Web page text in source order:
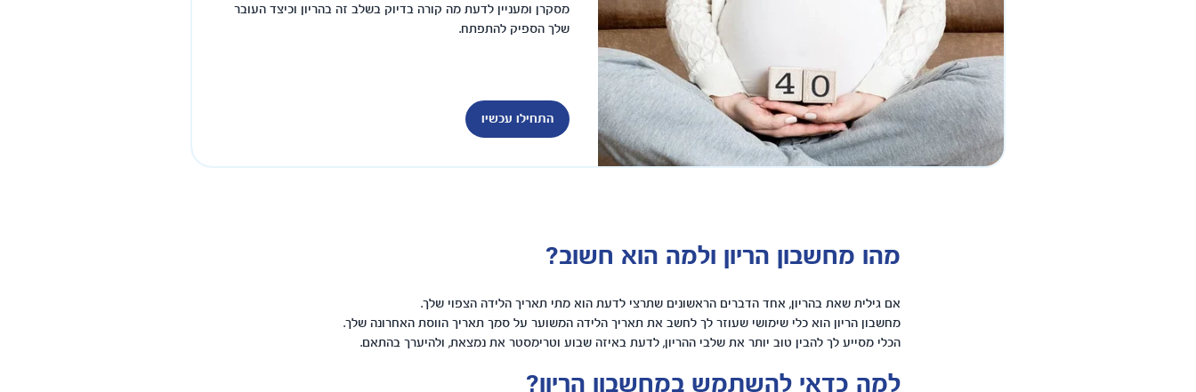
מסקרן ומעניין לדעת מה קורה בדיוק בשלב זה בהריון וכיצד העובר
שלך הספיק להתפתח.
התחילו עכשיו
מהו מחשבון הריון ולמה הוא חשוב?
אם גילית שאת בהריון, אחד הדברים הראשונים שתרצי לדעת הוא מתי תאריך הלידה הצפוי שלך.
מחשבון הריון הוא כלי שימושי שעוזר לך לחשב את תאריך הלידה המשוער על סמך תאריך הווסת האחרונה שלך.
הכלי מסייע לך להבין טוב יותר את שלבי ההריון, לדעת באיזה שבוע וטרימסטר את נמצאת, ולהיערך בהתאם.
למה כדאי להשתמש במחשבון הריון?